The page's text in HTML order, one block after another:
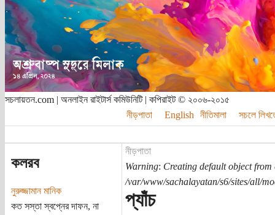
সচলায়তন.com | অনলাইন রাইটার্স কমিউনিটি | কপিরাইট © ২০০৬-২০১৫
নীড়পাতা
English নীতিমালা সচলে
কলরব
নুরুজ্জামান মানিক
কত সস্তা স্বপ্নের দাফন, না
নীড়পাতা
Warning: Creating default object from
/var/www/sachalayatan/s6/sites/all/
প্যাঁচ